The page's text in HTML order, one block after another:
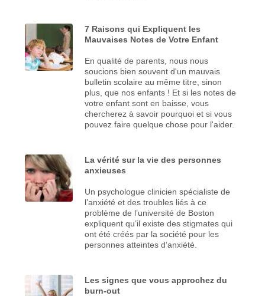
7 Raisons qui Expliquent les
Mauvaises Notes de Votre Enfant
En qualité de parents, nous nous
soucions bien souvent d'un mauvais
bulletin scolaire au même titre, sinon
plus, que nos enfants ! Et si les notes de
votre enfant sont en baisse, vous
chercherez à savoir pourquoi et si vous
pouvez faire quelque chose pour l'aider.
La vérité sur la vie des personnes
anxieuses
Un psychologue clinicien spécialiste de
l’anxiété et des troubles liés à ce
problème de l’université de Boston
expliquent qu’il existe des stigmates qui
ont été créés par la société pour les
personnes atteintes d’anxiété.
Les signes que vous approchez du
burn-out